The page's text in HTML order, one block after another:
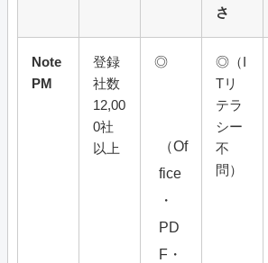
さ
Note
PM
登録
社数
12,00
0社
以上
◎
（Of
fice
・
PD
F・
◎（I
Tリ
テラ
シー
不
問）